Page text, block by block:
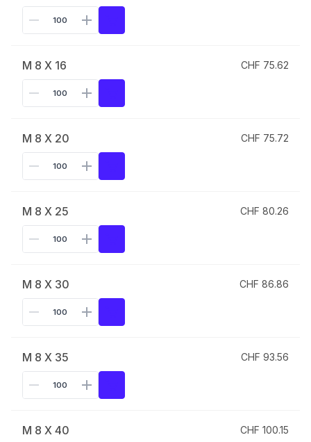
M 8 X 16 CHF 75.62
M 8 X 20 CHF 75.72
M 8 X 25 CHF 80.26
M 8 X 30 CHF 86.86
M 8 X 35 CHF 93.56
M 8 X 40 CHF 100.15